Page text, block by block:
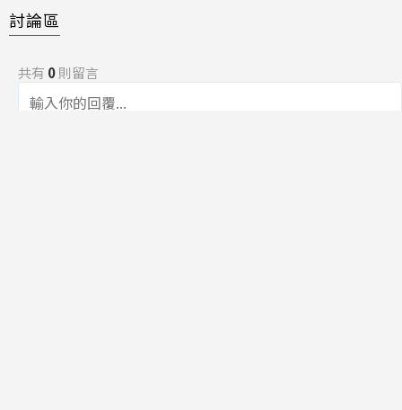
討論區
共有 0則留言